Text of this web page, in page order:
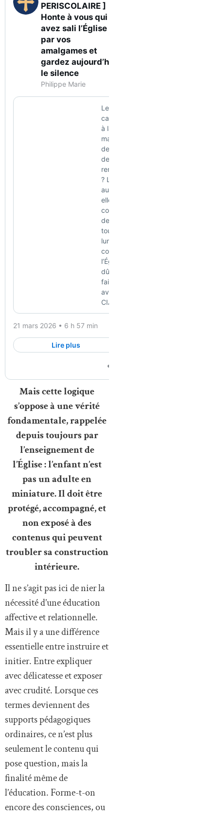
Mais cette logique
s’oppose à une vérité
fondamentale, rappelée
depuis toujours par
l’enseignement de
l’Église : l’enfant n’est
pas un adulte en
miniature. Il doit être
protégé, accompagné, et
non exposé à des
contenus qui peuvent
troubler sa construction
intérieure.
Il ne s’agit pas ici de nier la
nécessité d’une éducation
affective et relationnelle.
Mais il y a une différence
essentielle entre instruire et
initier. Entre expliquer
avec délicatesse et exposer
avec crudité. Lorsque ces
termes deviennent des
supports pédagogiques
ordinaires, ce n’est plus
seulement le contenu qui
pose question, mais la
finalité même de
l’éducation. Forme-t-on
encore des consciences, ou